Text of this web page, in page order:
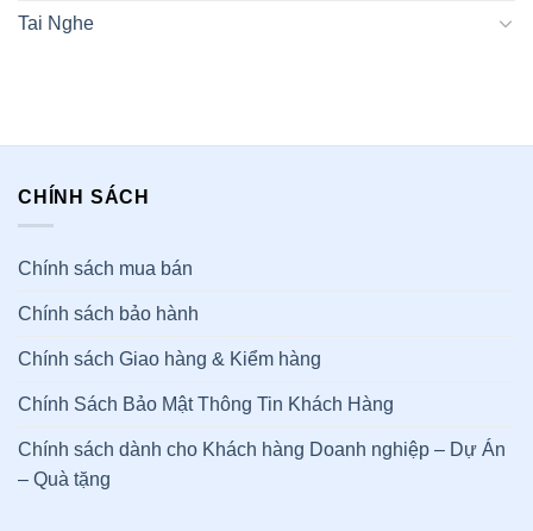
Tai Nghe
CHÍNH SÁCH
Chính sách mua bán
Chính sách bảo hành
Chính sách Giao hàng & Kiểm hàng
Chính Sách Bảo Mật Thông Tin Khách Hàng
Chính sách dành cho Khách hàng Doanh nghiệp – Dự Án
– Quà tặng